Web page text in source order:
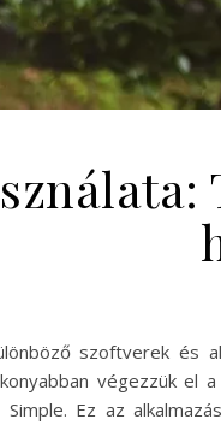
szoftverek és
végezzük el
Ez az